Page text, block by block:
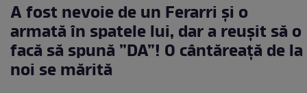
A fost nevoie de un Ferarri și o
armată în spatele lui, dar a reușit să o
facă să spună ”DA”! O cântăreață de la
noi se mărită